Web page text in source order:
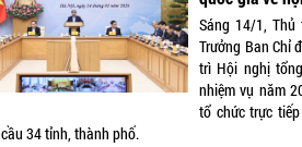
Sáng 14/1, Thủ
Trưởng Ban Chỉ
trì Hội nghị
nhiệm vụ năm
tổ chức trực
34 tỉnh, thành phố.